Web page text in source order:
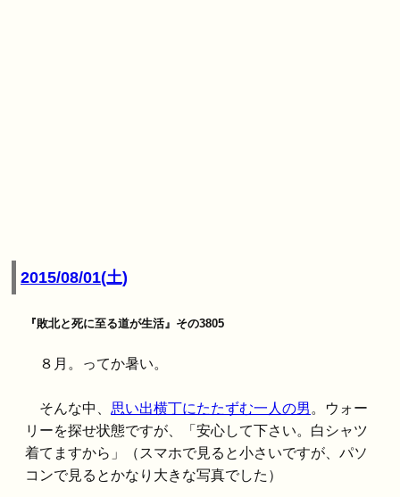
2015/08/01(土)
『敗北と死に至る道が生活』その3805
８月。ってか暑い。
そんな中、 思い出横丁にたたずむ一人の男 。ウォー
リーを探せ状態ですが、「安心して下さい。白シャツ
着てますから」（スマホで見ると小さいですが、パソ
コンで見るとかなり大きな写真でした）